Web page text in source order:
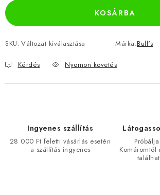
KOSÁRBA
SKU: Változat kiválasztása Márka:Bull's
Kérdés Nyomon követés
Ingyenes szállítás
28 000 Ft feletti vásárlás esetén
a szállítás ingyenes
Komáromtól